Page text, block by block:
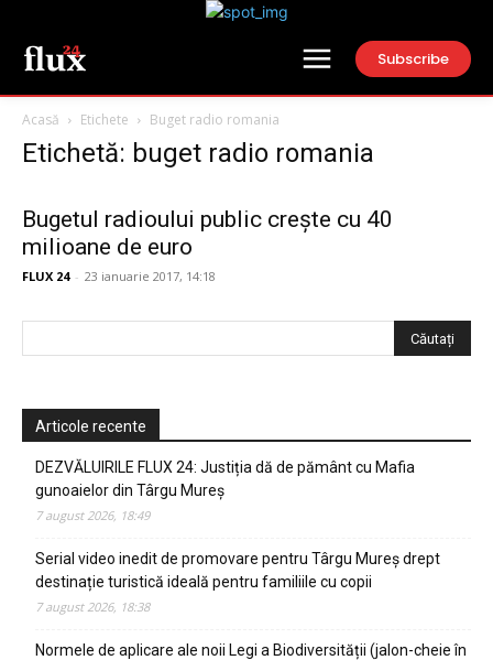
Subscribe
Acasă Etichete Buget radio romania
Etichetă: buget radio romania
Bugetul radioului public crește cu 40
milioane de euro
FLUX 24 - 23 ianuarie 2017, 14:18
Articole recente
DEZVĂLUIRILE FLUX 24: Justiția dă de pământ cu Mafia
gunoaielor din Târgu Mureș
7 august 2026, 18:49
Serial video inedit de promovare pentru Târgu Mureș drept
destinație turistică ideală pentru familiile cu copii
7 august 2026, 18:38
Normele de aplicare ale noii Legi a Biodiversității (jalon-cheie în